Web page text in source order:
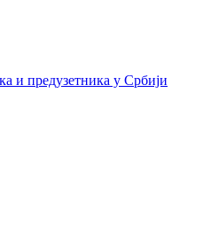
и предузетника у Србији